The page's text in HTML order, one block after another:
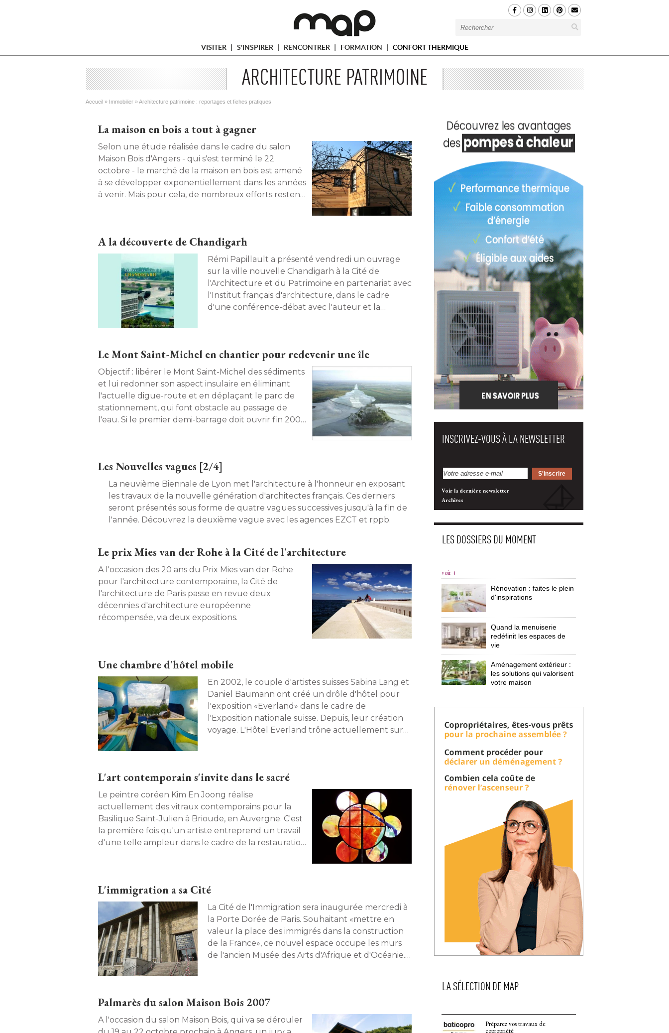
VISITER S'INSPIRER RENCONTRER FORMATION CONFORT THERMIQUE
ARCHITECTURE PATRIMOINE
Vous êtes ici
Accueil » Immobilier » Architecture patrimoine : reportages et fiches pratiques
La maison en bois a tout à gagner
Selon une étude réalisée dans le cadre du salon
Maison Bois d'Angers - qui s'est terminé le 22
octobre - le marché de la maison en bois est amené
à se développer exponentiellement dans les années
à venir. Mais pour cela, de nombreux efforts restent
A la découverte de Chandigarh
Rémi Papillault a présenté vendredi un ouvrage
sur la ville nouvelle Chandigarh à la Cité de
l'Architecture et du Patrimoine en partenariat avec
l'Institut français d'architecture, dans le cadre
d'une conférence-débat avec l'auteur et la
Le Mont Saint-Michel en chantier pour redevenir une île
Objectif : libérer le Mont Saint-Michel des sédiments
et lui redonner son aspect insulaire en éliminant
l'actuelle digue-route et en déplaçant le parc de
stationnement, qui font obstacle au passage de
l'eau. Si le premier demi-barrage doit ouvrir fin 2007,
Les Nouvelles vagues [2/4]
La neuvième Biennale de Lyon met l'architecture à l'honneur en exposant
les travaux de la nouvelle génération d'architectes français. Ces derniers
seront présentés sous forme de quatre vagues successives jusqu'à la fin de
l'année. Découvrez la deuxième vague avec les agences EZCT et rppb.
Le prix Mies van der Rohe à la Cité de l'architecture
A l'occasion des 20 ans du Prix Mies van der Rohe
pour l'architecture contemporaine, la Cité de
l'architecture de Paris passe en revue deux
décennies d'architecture européenne
récompensée, via deux expositions.
Une chambre d'hôtel mobile
En 2002, le couple d'artistes suisses Sabina Lang et
Daniel Baumann ont créé un drôle d'hôtel pour
l'exposition «Everland» dans le cadre de
l'Exposition nationale suisse. Depuis, leur création
voyage. L'Hôtel Everland trône actuellement sur
L'art contemporain s'invite dans le sacré
Le peintre coréen Kim En Joong réalise
actuellement des vitraux contemporains pour la
Basilique Saint-Julien à Brioude, en Auvergne. C'est
la première fois qu'un artiste entreprend un travail
d'une telle ampleur dans le cadre de la restauration
L'immigration a sa Cité
La Cité de l'Immigration sera inaugurée mercredi à
la Porte Dorée de Paris. Souhaitant «mettre en
valeur la place des immigrés dans la construction
de la France», ce nouvel espace occupe les murs
de l'ancien Musée des Arts d'Afrique et d'Océanie.
Palmarès du salon Maison Bois 2007
A l'occasion du salon Maison Bois, qui va se dérouler
INSCRIVEZ-VOUS À LA NEWSLETTER
Voir la dernière newsletter
Archives
LES DOSSIERS DU MOMENT
voir +
Rénovation : faites le plein
d'inspirations
Quand la menuiserie
redéfinit les espaces de
vie
Aménagement extérieur :
les solutions qui valorisent
votre maison
LA SÉLECTION DE MAP
Préparez vos travaux de
copropriété